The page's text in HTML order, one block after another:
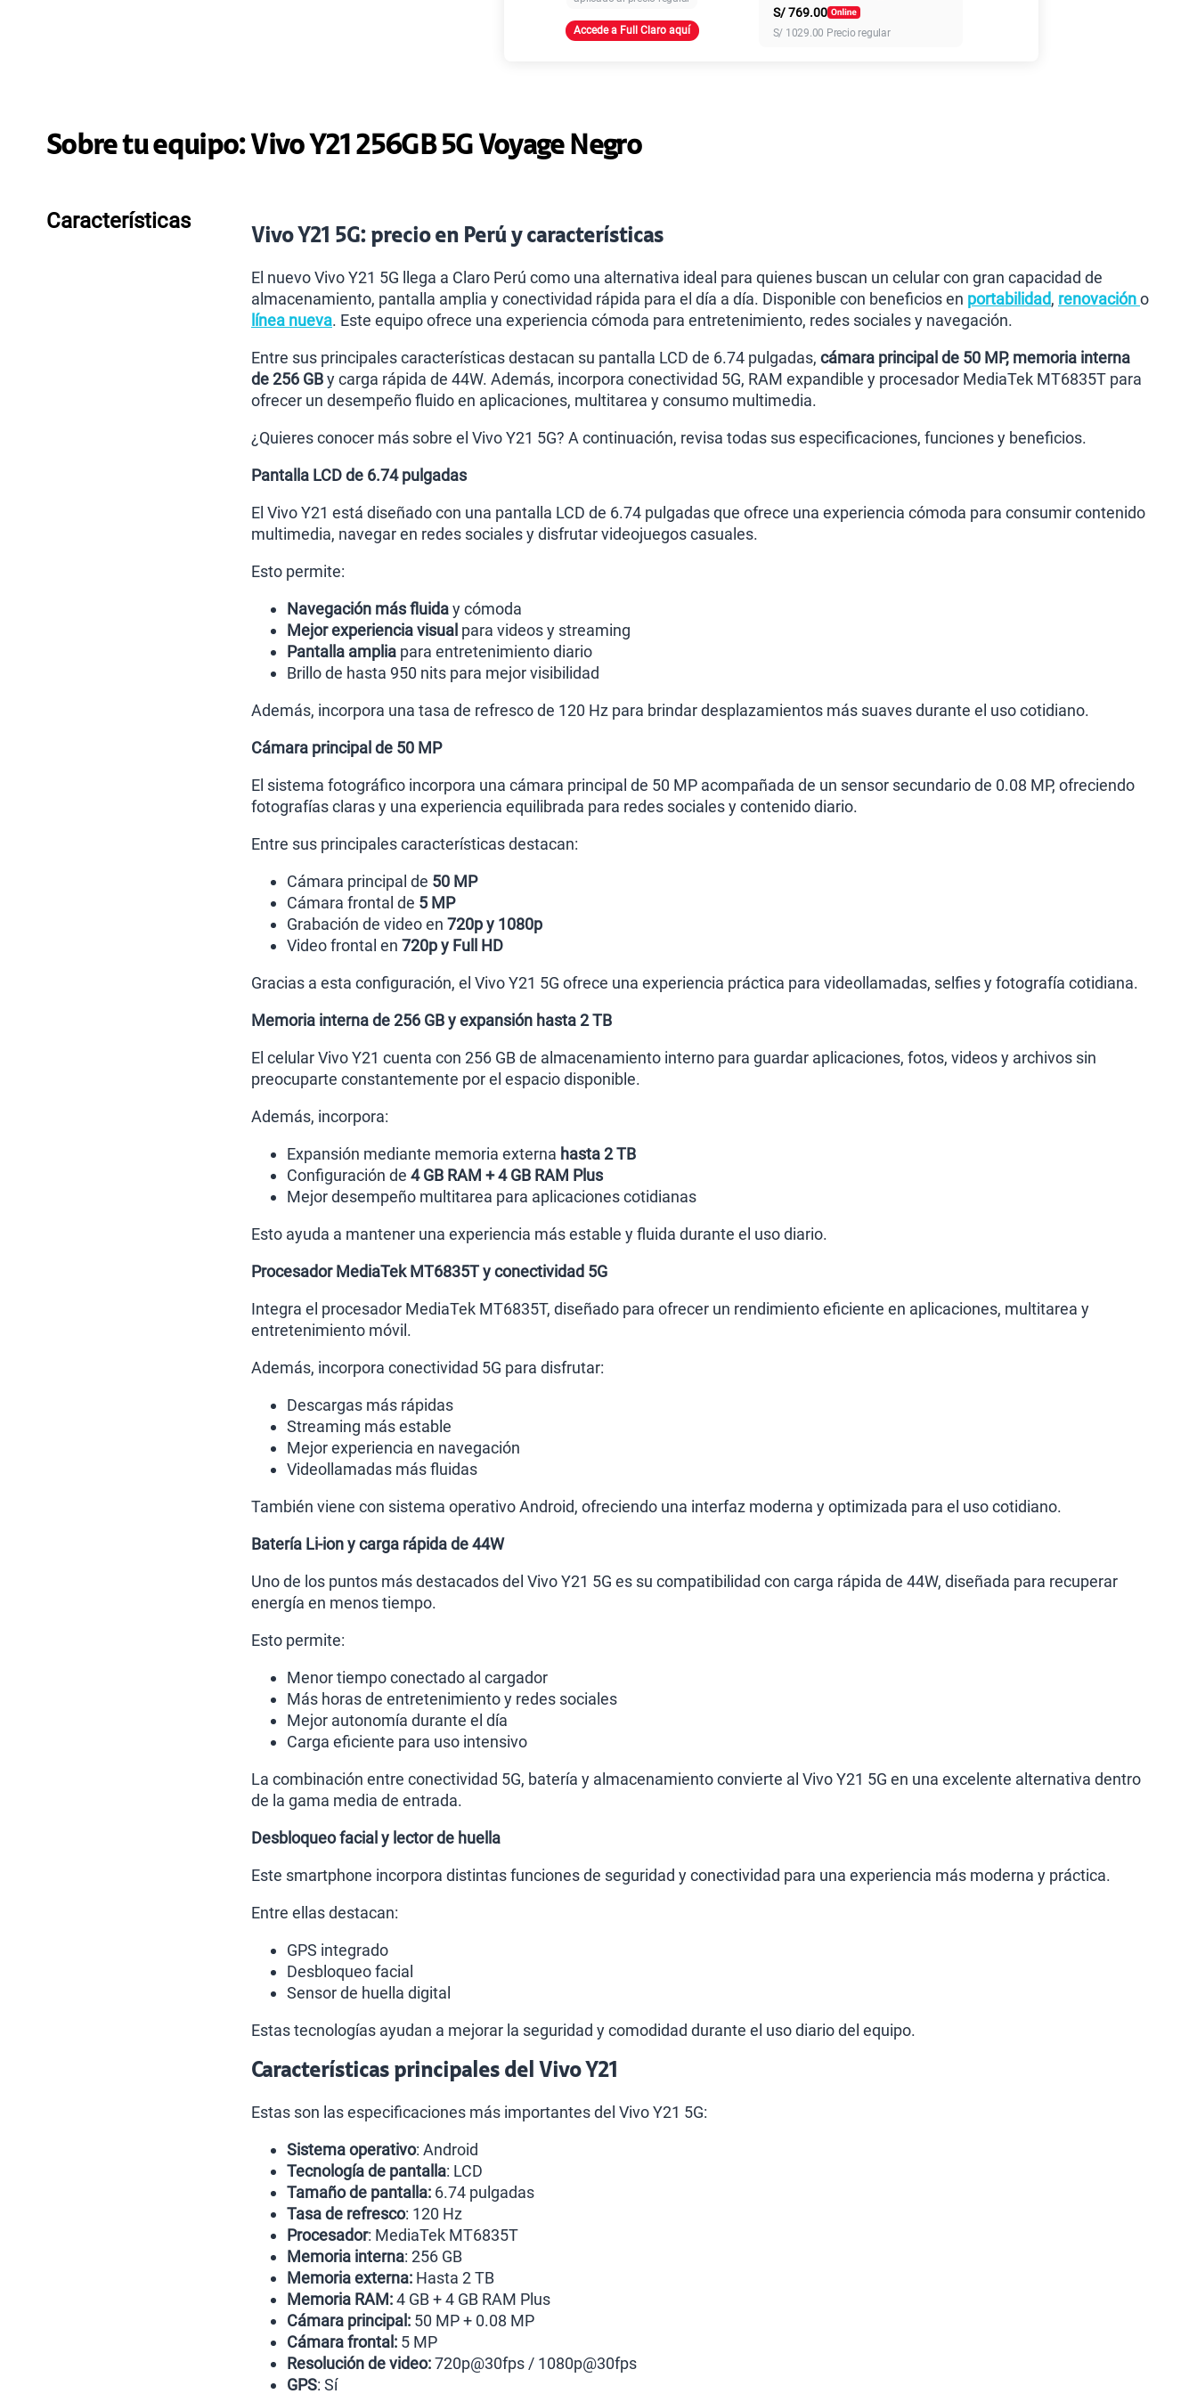
155 GB
Paga solo
185GB en alta velocidad
200GB
Accede a Full Claro aquí
S/769.00
S/ 1029.00 Precio regular
Sobre tu equipo:Vivo Y21 256GB 5G Voyage Negro
Características
Vivo Y21 5G: precio en Perú y características
El nuevo Vivo Y21 5G llega a Claro Perú como una alternativa ideal para quienes buscan un celular con gran capacidad de
almacenamiento, pantalla amplia y conectividad rápida para el día a día. Disponible con beneficios en portabilidad, renovacióno
línea nueva. Este equipo ofrece una experiencia cómoda para entretenimiento, redes sociales y navegación.
Entre sus principales características destacan su pantalla LCD de 6.74 pulgadas, cámara principal de 50 MP, memoria interna
de 256 GBy carga rápida de 44W. Además, incorpora conectividad 5G, RAM expandible y procesador MediaTek MT6835T para
ofrecer un desempeño fluido en aplicaciones, multitarea y consumo multimedia.
¿Quieres conocer más sobre el Vivo Y21 5G? A continuación, revisa todas sus especificaciones, funciones y beneficios.
Pantalla LCD de 6.74 pulgadas
El Vivo Y21 está diseñado con una pantalla LCD de 6.74 pulgadas que ofrece una experiencia cómoda para consumir contenido
multimedia, navegar en redes sociales y disfrutar videojuegos casuales.
Esto permite:
Navegación más fluiday cómoda
Mejor experiencia visual para videos y streaming
Pantalla amplia para entretenimiento diario
Brillo de hasta 950 nits para mejor visibilidad
Además, incorpora una tasa de refresco de 120 Hz para brindar desplazamientos más suaves durante el uso cotidiano.
Cámara principal de 50 MP
El sistema fotográfico incorpora una cámara principal de 50 MP acompañada de un sensor secundario de 0.08 MP, ofreciendo
fotografías claras y una experiencia equilibrada para redes sociales y contenido diario.
Entre sus principales características destacan:
Cámara principal de 50 MP
Cámara frontal de 5 MP
Grabación de video en 720p y 1080p
Video frontal en 720p y Full HD
Gracias a esta configuración, el Vivo Y21 5G ofrece una experiencia práctica para videollamadas, selfies y fotografía cotidiana.
Memoria interna de 256 GB y expansión hasta 2 TB
El celular Vivo Y21 cuenta con 256 GB de almacenamiento interno para guardar aplicaciones, fotos, videos y archivos sin
preocuparte constantemente por el espacio disponible.
Además, incorpora:
Expansión mediante memoria externa hasta 2 TB
Configuración de 4 GB RAM + 4 GB RAM Plus
Mejor desempeño multitarea para aplicaciones cotidianas
Esto ayuda a mantener una experiencia más estable y fluida durante el uso diario.
Procesador MediaTek MT6835T y conectividad 5G
Integra el procesador MediaTek MT6835T, diseñado para ofrecer un rendimiento eficiente en aplicaciones, multitarea y
entretenimiento móvil.
Además, incorpora conectividad 5G para disfrutar:
Descargas más rápidas
Streaming más estable
Mejor experiencia en navegación
Videollamadas más fluidas
También viene con sistema operativo Android, ofreciendo una interfaz moderna y optimizada para el uso cotidiano.
Batería Li-ion y carga rápida de 44W
Uno de los puntos más destacados del Vivo Y21 5G es su compatibilidad con carga rápida de 44W, diseñada para recuperar
energía en menos tiempo.
Esto permite:
Menor tiempo conectado al cargador
Más horas de entretenimiento y redes sociales
Mejor autonomía durante el día
Carga eficiente para uso intensivo
La combinación entre conectividad 5G, batería y almacenamiento convierte al Vivo Y21 5G en una excelente alternativa dentro
de la gama media de entrada.
Desbloqueo facial y lector de huella
Este smartphone incorpora distintas funciones de seguridad y conectividad para una experiencia más moderna y práctica.
Entre ellas destacan:
GPS integrado
Desbloqueo facial
Sensor de huella digital
Estas tecnologías ayudan a mejorar la seguridad y comodidad durante el uso diario del equipo.
Características principales del Vivo Y21
Estas son las especificaciones más importantes del Vivo Y21 5G:
Sistema operativo: Android
Tecnología de pantalla: LCD
Tamaño de pantalla: 6.74 pulgadas
Tasa de refresco: 120 Hz
Procesador: MediaTek MT6835T
Memoria interna: 256 GB
Memoria externa: Hasta 2 TB
Memoria RAM:4 GB + 4 GB RAM Plus
Cámara principal: 50 MP + 0.08 MP
Cámara frontal: 5 MP
Resolución de video:720p@30fps / 1080p@30fps
GPS: Sí